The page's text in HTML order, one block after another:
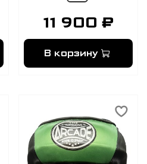
11 900 ₽
В корзину